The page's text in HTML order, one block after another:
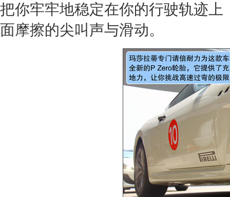
把你牢牢地稳定在你的行驶轨迹
面摩擦的尖叫声与滑动。